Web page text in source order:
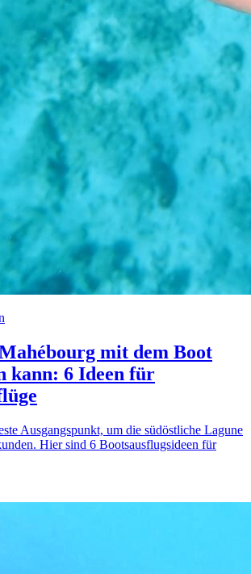
mit dem Boot
kann: 6 Ideen für
Ausgangspunkt, um die südöstliche Lagune
Hier sind 6 Bootsausflugsideen für